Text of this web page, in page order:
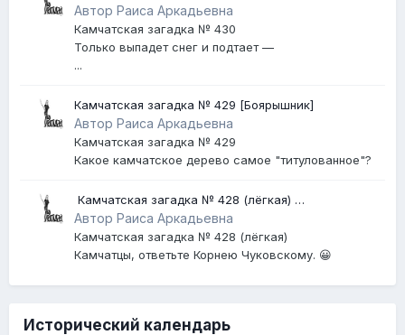
Авачинском вулкане]
Автор Раиса Аркадьевна
Камчатская загадка № 430
Только выпадет снег и подтает —
...
Камчатская загадка № 429 [Боярышник]
Автор Раиса Аркадьевна
Камчатская загадка № 429
Какое камчатское дерево самое "титулованное"?
​ Камчатская загадка № 428 (лёгкая) ​
[Землетрясение]
Автор Раиса Аркадьевна
Камчатская загадка № 428 (лёгкая)
Камчатцы, ответьте Корнею Чуковскому. 😀
Исторический календарь